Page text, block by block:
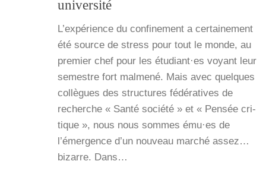
université
L’expérience du confi­ne­ment a cer­tai­ne­ment
été source de stress pour tout le monde, au
pre­mier chef pour les étudiant·es voyant leur
semestre fort mal­me­né. Mais avec quelques
col­lègues des struc­tures fédé­ra­tives de
recherche « San­té socié­té » et « Pen­sée cri­
tique », nous nous sommes ému·es de
l’émergence d’un nou­veau mar­ché assez…
bizarre. Dans…